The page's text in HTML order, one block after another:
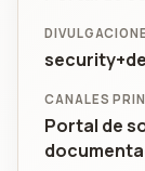
CANALES
Portal de